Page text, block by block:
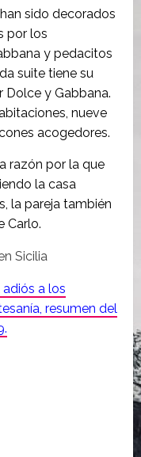
sido decorados
por los
y pedacitos
suite tiene su
y Gabbana.
nueve
acogedores.
razón por la que
la casa
la pareja también
Carlo.
adiós a los
resumen del